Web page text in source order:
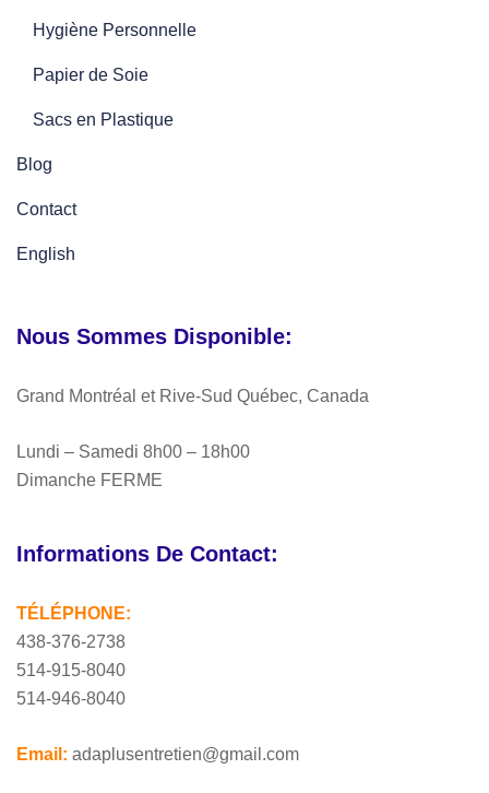
Hygiène Personnelle
Papier de Soie
Sacs en Plastique
Blog
Contact
English
Nous Sommes Disponible:
Grand Montréal et Rive-Sud Québec, Canada
Lundi – Samedi 8h00 – 18h00
Dimanche FERME
Informations De Contact:
TÉLÉPHONE:
438-376-2738
514-915-8040
514-946-8040
Email: adaplusentretien@gmail.com